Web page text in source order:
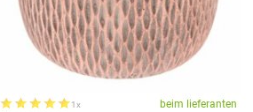
1x beim lieferanten